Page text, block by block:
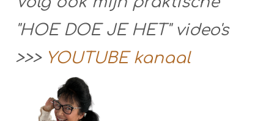
"HOE DOE JE HET" video's
>>> YOUTUBE kanaal